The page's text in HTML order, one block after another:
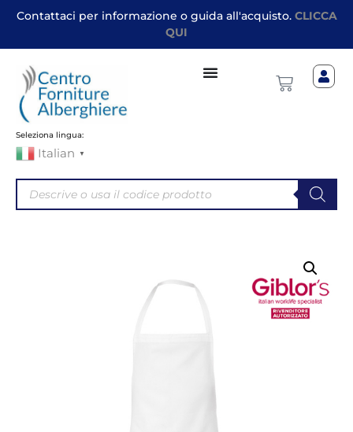
Contattaci per informazione o guida all'acquisto. CLICCA
QUI
Seleziona lingua:
Italian ▼